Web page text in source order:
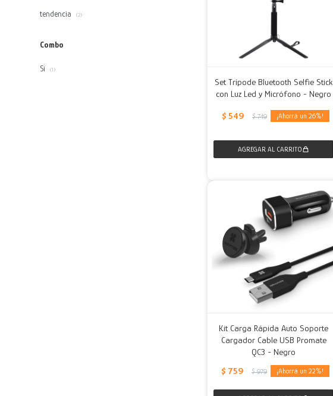
Set Trípode Bluetooth Selfie Stick
con Luz Led y Micrófono - Negro
$ 549 $ 749 26
Kit Carga Rápida Auto Soporte
Cargador Cable USB Promate
QC3 - Negro
$ 759 $ 979 22
tendencia (2)
Combo
Si (1)